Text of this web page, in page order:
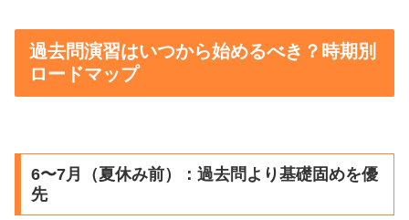
過去問演習はいつから始めるべき？時期別
ロードマップ
6〜7月（夏休み前）：過去問より基礎固めを優
先